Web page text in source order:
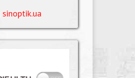
sinoptik.ua